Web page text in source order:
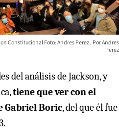
Constitucional Foto: Andres Perez
Andres
Perez
del análisis de Jackson, y
tiene que ver con el
Gabriel Boric, del que él fue